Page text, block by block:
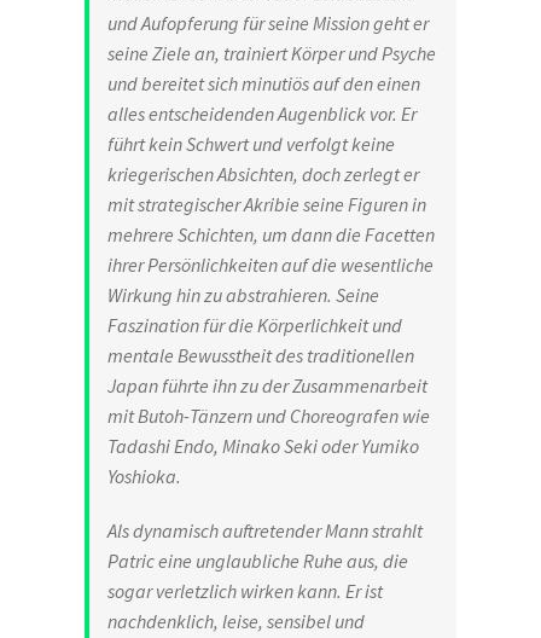
und Aufopferung für seine Mission geht er
seine Ziele an, trainiert Körper und Psyche
und bereitet sich minutiös auf den einen
alles entscheidenden Augenblick vor. Er
führt kein Schwert und verfolgt keine
kriegerischen Absichten, doch zerlegt er
mit strategischer Akribie seine Figuren in
mehrere Schichten, um dann die Facetten
ihrer Persönlichkeiten auf die wesentliche
Wirkung hin zu abstrahieren. Seine
Faszination für die Körperlichkeit und
mentale Bewusstheit des traditionellen
Japan führte ihn zu der Zusammenarbeit
mit Butoh-Tänzern und Choreografen wie
Tadashi Endo, Minako Seki oder Yumiko
Yoshioka.
Als dynamisch auftretender Mann strahlt
Patric eine unglaubliche Ruhe aus, die
sogar verletzlich wirken kann. Er ist
nachdenklich, leise, sensibel und